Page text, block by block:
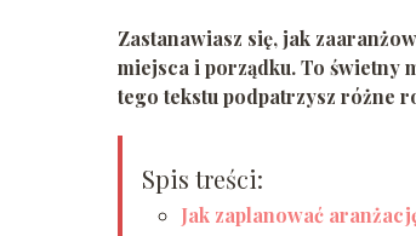
Zastanawiasz się,jak
miejsca i porządku. To świetny
tego tekstu podpatrzysz różne
Spis treści:
Jak zaplanować